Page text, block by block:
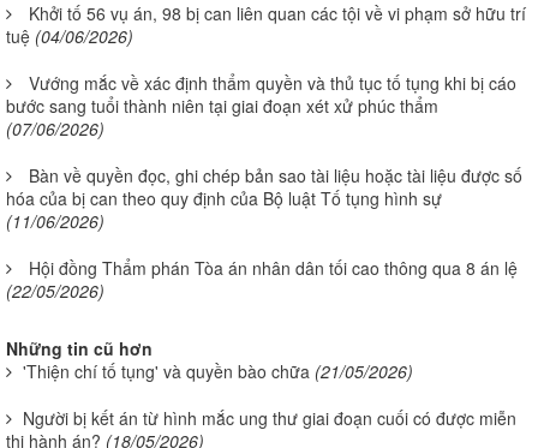
Khởi tố 56 vụ án, 98 bị can liên quan các tội về vi phạm sở hữu trí
tuệ (04/06/2026)
Vướng mắc về xác định thẩm quyền và thủ tục tố tụng khi bị cáo
bước sang tuổi thành niên tại giai đoạn xét xử phúc thẩm
(07/06/2026)
Bàn về quyền đọc, ghi chép bản sao tài liệu hoặc tài liệu được số
hóa của bị can theo quy định của Bộ luật Tố tụng hình sự
(11/06/2026)
Hội đồng Thẩm phán Tòa án nhân dân tối cao thông qua 8 án lệ
(22/05/2026)
Những tin cũ hơn
'Thiện chí tố tụng' và quyền bào chữa (21/05/2026)
Người bị kết án từ hình mắc ung thư giai đoạn cuối có được miễn
thi hành án? (18/05/2026)